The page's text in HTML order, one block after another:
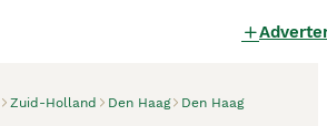
Zuid-Holland Den Haag Den Haag